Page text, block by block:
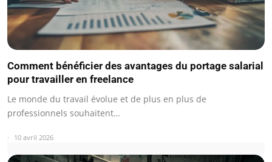
Comment bénéficier des avantages du portage salarial
pour travailler en freelance
Le monde du travail évolue et de plus en plus de
professionnels souhaitent…
10 avril 2026